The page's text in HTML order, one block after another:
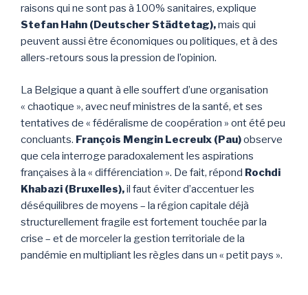
raisons qui ne sont pas à 100% sanitaires, explique
Stefan Hahn (Deutscher Städtetag),mais qui
peuvent aussi être économiques ou politiques, et à des
allers-retours sous la pression de l’opinion.
La Belgique a quant à elle souffert d’une organisation
« chaotique », avec neuf ministres de la santé, et ses
tentatives de « fédéralisme de coopération » ont été peu
concluants. François Mengin Lecreulx (Pau)observe
que cela interroge paradoxalement les aspirations
françaises à la « différenciation ». De fait, répond Rochdi
Khabazi (Bruxelles),il faut éviter d’accentuer les
déséquilibres de moyens – la région capitale déjà
structurellement fragile est fortement touchée par la
crise – et de morceler la gestion territoriale de la
pandémie en multipliant les règles dans un « petit pays ».